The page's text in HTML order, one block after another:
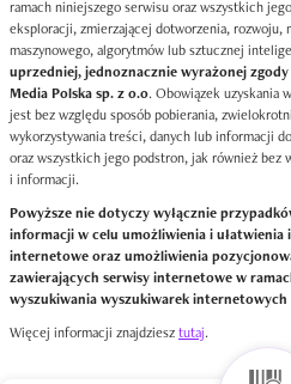
ramach niniejszego serwisu oraz wszystkich
eksploracji, zmierzającej dotworzenia, rozwoju,
maszynowego, algorytmów lub sztucznej
uprzedniej, jednoznacznie wyrażonej
Media Polska sp. z o.o. Obowiązek uzyskania
jest bez względu sposób pobierania,
wykorzystywania treści, danych lub informacji
oraz wszystkich jego podstron, jak również bez
i informacji.
Powyższe nie dotyczy wyłącznie
informacji w celu umożliwienia i
internetowe oraz umożliwienia
zawierających serwisy internetowe w
wyszukiwania wyszukiwarek internetowych
Więcej informacji znajdziesztutaj.